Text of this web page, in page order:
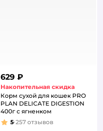
629 ₽
Накопительная скидка
Корм сухой для кошек PRO
PLAN DELICATE DIGESTION
400г с ягненком
Рейтинг:
5 257 отзывов